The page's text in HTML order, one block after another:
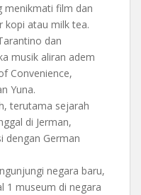
menikmati film dan
kopi atau milk tea.
dan
musik aliran adem
Convenience,
Yuna.
terutama sejarah
di Jerman,
dengan German
negara baru,
1 museum di negara